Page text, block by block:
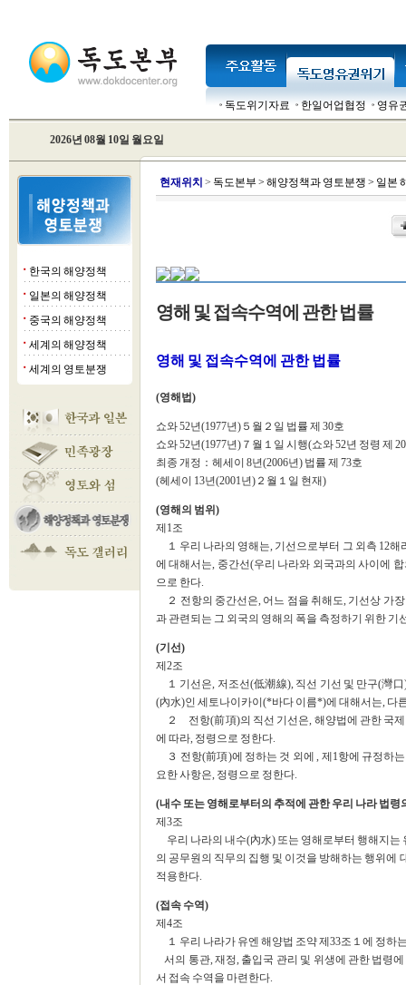
독도위기자료 한일어업협정 영유
2026년 08월 10일 월요일
■ 한국의 해양정책
■ 일본의 해양정책
■ 중국의 해양정책
■ 세계의 해양정책
■ 세계의 영토분쟁
현재위치 > 독도본부 > 해양정책과 영토분쟁 > 일본
영해 및 접속수역에 관한 법률
영해 및 접속수역에 관한 법률
(영해법)
쇼와 52년(1977년)５월２일 법률 제 30호
쇼와 52년(1977년)７월１일 시행(쇼와 52년 정령 제
최종 개정：헤세이 8년(2006년) 법률 제 73호
(헤세이 13년(2001년)２월１일 현재)
(영해의 범위)
제1조
１ 우리 나라의 영해는, 기선으로부터 그 외측 12해
에 대해서는, 중간선(우리 나라와 외국과의 사이에
으로 한다.
２ 전항의 중간선은, 어느 점을 취해도, 기선상 가
과 관련되는 그 외국의 영해의 폭을 측정하기 위한
(기선)
제2조
１ 기선은, 저조선(低潮線), 직선 기선 및 만구(灣
(內水)인 세토나이카이(*바다 이름*)에 대해서는, 다
２ 전항(前項)의 직선 기선은, 해양법에 관한 국제
에 따라, 정령으로 정한다.
３ 전항(前項)에 정하는 것 외에 , 제1항에 규정하
요한 사항은, 정령으로 정한다.
(내수 또는 영해로부터의 추적에 관한 우리 나라 법령
제3조
우리 나라의 내수(內水) 또는 영해로부터 행해지는
의 공무원의 직무의 집행 및 이것을 방해하는 행위
적용한다.
(접속 수역)
제4조
１ 우리 나라가 유엔 해양법 조약 제33조１에 정하
서의 통관, 재정, 출입국 관리 및 위생에 관한 법령
서 접속 수역을 마련한다.